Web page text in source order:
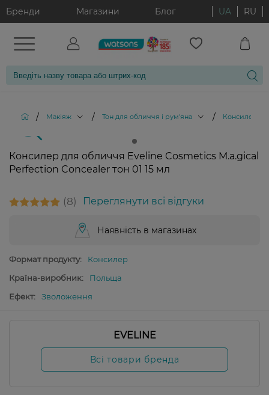
Бренди Магазини Блог UA RU
/ Макіяж / Тон для обличчя і рум'яна / Консилери
Консилер для обличчя Eveline Cosmetics M.a.gical
Perfection Concealer тон 01 15 мл
8 Переглянути всі відгуки
Наявність в магазинах
Формат продукту:
Консилер
Країна-виробник:
Польща
Ефект:
Зволоження
EVELINE
Всі товари бренда